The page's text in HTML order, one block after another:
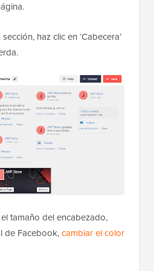
haz clic en ‘Cabecera’
tamaño del encabezado,
de Facebook,cambiar el color